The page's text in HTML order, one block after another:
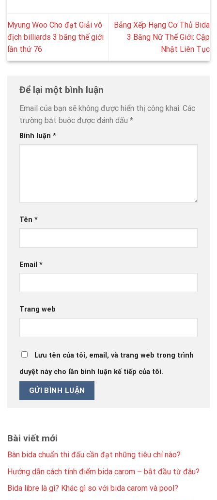
Myung Woo Cho đạt Giải vô
địch billiards 3 băng thế giới
lần thứ 76
Bảng Xếp Hạng Cơ Thủ Bida
3 Băng Nữ Thế Giới: Cập
Nhật Liên Tục
Để lại một bình luận
Email của bạn sẽ không được hiển thị công khai. Các
trường bắt buộc được đánh dấu *
Bình luận *
Tên *
Email *
Trang web
Lưu tên của tôi, email, và trang web trong trình
duyệt này cho lần bình luận kế tiếp của tôi.
Bài viết mới
Bàn bida chuẩn thi đấu cần đạt những tiêu chí nào?
Hướng dẫn cách tính điểm bida carom – bắt đầu từ đâu?
Bida libre là gì? Khác gì so với bida carom và pool?